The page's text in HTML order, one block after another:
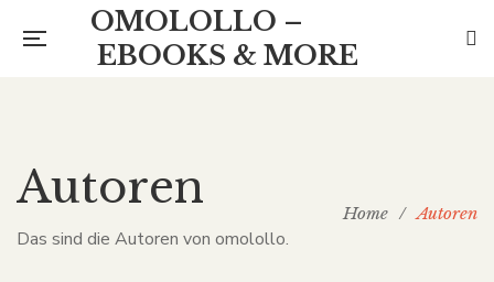
OMOLOLLO –
EBOOKS & MORE
Autoren
Das sind die Autoren von omolollo.
Home / Autoren